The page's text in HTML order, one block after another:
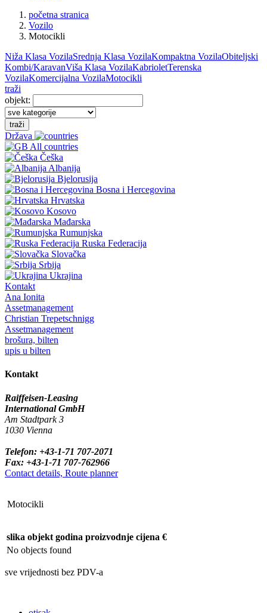
početna stranica
Vozilo
Motocikli
Niža Klasa VozilaSrednja Klasa VozilaKompaktna VozilaObiteljski
Kombi/KaravanViša Klasa VozilaKabrioletTerenska
VozilaKomercijalna VozilaMotocikli
traži
objekt:
traži
Država
All countries
Češka
Albanija
Bjelorusija
Bosna i Hercegovina
Hrvatska
Kosovo
Mađarska
Rumunjska
Ruska Federacija
Slovačka
Srbija
Ukrajina
Kontakt
Ana Ionita
Assetmanagement
Christian Trepetschnigg
Assetmanagement
brošura, bilten
upis u bilten
Kontakt
Raiffeisen-Leasing
International GmbH
Am Stadtpark 3
1030 Vienna
Telefon: +43-1-71 707-2071
Fax: +43-1-71 707-762966
Contact details, Route planner
Motocikli
slika objekt godina proizvodnje cijena €
No objects found
sve vrijednosti bez PDV-a